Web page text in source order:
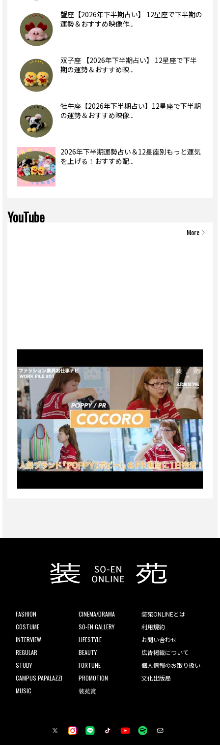
蟹座【2026年下半期占い】 12星座で下半期の
運勢＆おすすめ映像作...
双子座 【2026年下半期占い】 12星座で下半
期の運勢＆おすすめ映...
牡牛座【2026年下半期占い】12星座で下半期
の運勢＆おすすめ映像...
2026年下半期運勢占い＆12星座別もっと運気
を上げる！おすすめ配...
YouTube
More
FASHION
COSTUME
INTERVIEW
REGULAR
STUDY
CAMPUS PAPALAZZI
MUSIC
CINEMA/DRAMA
SO-EN GALLERY
LIFESTYLE
BEAUTY
FORTUNE
PROMOTION
装苑賞
装苑ONLINEとは
利用規約
お問い合わせ
広告掲載について
個人情報のお取り扱い
文化出版局